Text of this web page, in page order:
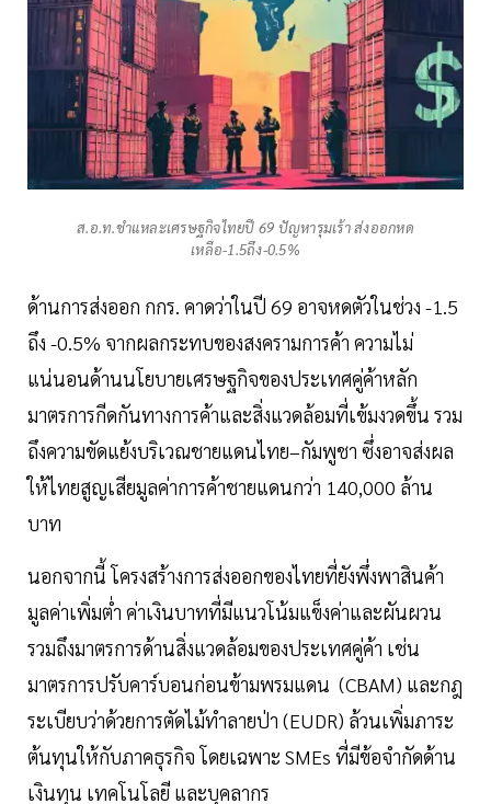
ส.อ.ท.ชำแหละเศรษฐกิจไทยปี 69 ปัญหารุมเร้า ส่งออกหด
เหลือ-1.5ถึง-0.5%
ด้านการส่งออก กกร. คาดว่าในปี 69 อาจหดตัวในช่วง -1.5
ถึง -0.5% จากผลกระทบของสงครามการค้า ความไม่
แน่นอนด้านนโยบายเศรษฐกิจของประเทศคู่ค้าหลัก
มาตรการกีดกันทางการค้าและสิ่งแวดล้อมที่เข้มงวดขึ้น รวม
ถึงความขัดแย้งบริเวณชายแดนไทย–กัมพูชา ซึ่งอาจส่งผล
ให้ไทยสูญเสียมูลค่าการค้าชายแดนกว่า 140,000 ล้าน
บาท
นอกจากนี้ โครงสร้างการส่งออกของไทยที่ยังพึ่งพาสินค้า
มูลค่าเพิ่มต่ำ ค่าเงินบาทที่มีแนวโน้มแข็งค่าและผันผวน
รวมถึงมาตรการด้านสิ่งแวดล้อมของประเทศคู่ค้า เช่น
มาตรการปรับคาร์บอนก่อนข้ามพรมแดน (CBAM) และกฎ
ระเบียบว่าด้วยการตัดไม้ทำลายป่า (EUDR) ล้วนเพิ่มภาระ
ต้นทุนให้กับภาคธุรกิจ โดยเฉพาะ SMEs ที่มีข้อจำกัดด้าน
เงินทุน เทคโนโลยี และบุคลากร